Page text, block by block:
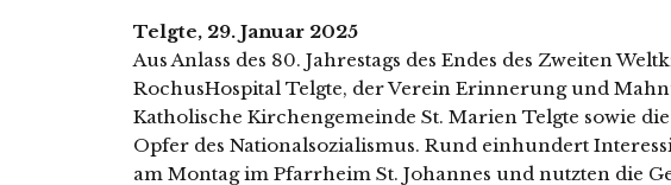
Telgte, 29. Januar 2025
Aus Anlass des 80. Jahrestags des Endes des Zweiten
RochusHospital Telgte, der Verein Erinnerung und
Katholische Kirchengemeinde St. Marien Telgte sowie
Opfer des Nationalsozialismus. Rund ein­hun­dert
am Montag im Pfarrheim St. Johannes und nutz­ten die